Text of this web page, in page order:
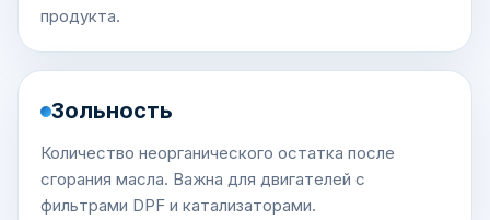
продукта.
Зольность
Количество неорганического остатка после
сгорания масла. Важна для двигателей с
фильтрами DPF и катализаторами.